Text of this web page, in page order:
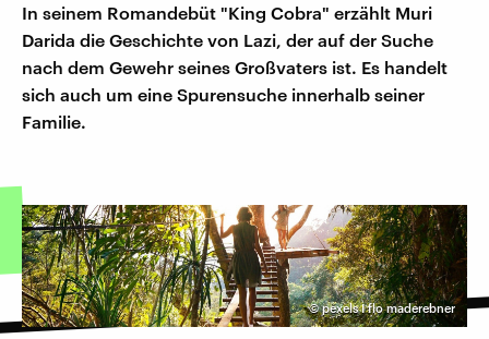
In seinem Romandebüt "King Cobra" erzählt Muri
Darida die Geschichte von Lazi, der auf der Suche
nach dem Gewehr seines Großvaters ist. Es handelt
sich auch um eine Spurensuche innerhalb seiner
Familie.
©pexels I flo maderebner